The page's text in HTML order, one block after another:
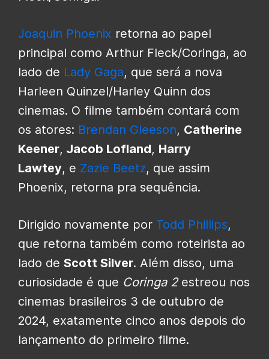
Joaquin Phoenix retorna ao papel
principal como Arthur Fleck/Coringa, ao
lado de Lady Gaga, que será a nova
Harleen Quinzel/Harley Quinn dos
cinemas. O filme também contará com
os atores: Brendan Gleeson, Catherine
Keener, Jacob Lofland, Harry
Lawtey, e Zazie Beetz, que assim
Phoenix, retorna pra sequência.
Dirigido novamente por Todd Phillips,
que retorna também como roteirista ao
lado de Scott Silver. Além disso, uma
curiosidade é que Coringa 2 estreou nos
cinemas brasileiros 3 de outubro de
2024, exatamente cinco anos depois do
lançamento do primeiro filme.